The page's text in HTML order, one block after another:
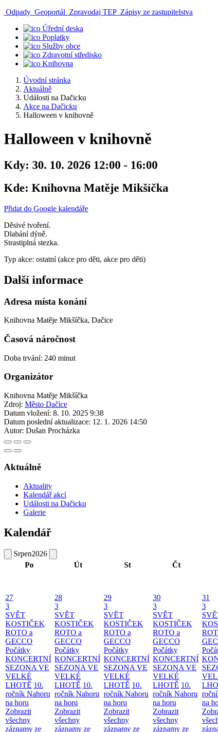
Odpady Geoportál Zpravodaj TEP Zápisy ze zastupitelstva
Úřední deska
Poplatky
Služby obce
Zdravotní středisko
Knihovna
Úvodní stránka
Aktuálně
Události na Dačicku
Akce na Dačicku
Halloween v knihovně
Halloween v knihovně
Kdy: 30. 10. 2026 12:00 - 16:00
Kde: Knihovna Matěje Mikšíčka
Přidat do Google kalendáře
Děsivé tvoření.
Dlabání dýně.
Strastiplná stezka.
Typ akce: ostatní (akce pro děti, akce pro děti)
Další informace
Adresa místa konání
Knihovna Matěje Mikšíčka, Dačice
Časová náročnost
Doba trvání: 240 minut
Organizátor
Knihovna Matěje Mikšíčka
Zdroj: Město Dačice
Datum vložení: 8. 10. 2025 9:38
Datum poslední aktualizace: 12. 1. 2026 14:50
Autor: Dušan Procházka
Aktuálně
Aktuality
Kalendář akcí
Události na Dačicku
Galerie
Kalendář
Srpen2026
Po
Út St Čt
27
3
SVĚT
KOSTIČEK
ROTO a
GECCO
Počátky
KONCERTNÍ
SEZONA VE
VELKÉ
LHOTĚ 10.
ročník Nahoru
na horu
Zobrazit
všechny
záznamy ze
28
3
SVĚT
KOSTIČEK
ROTO a
GECCO
Počátky
KONCERTNÍ
SEZONA VE
VELKÉ
LHOTĚ 10.
ročník Nahoru
na horu
Zobrazit
všechny
záznamy ze
29
3
SVĚT
KOSTIČEK
ROTO a
GECCO
Počátky
KONCERTNÍ
SEZONA VE
VELKÉ
LHOTĚ 10.
ročník Nahoru
na horu
Zobrazit
všechny
záznamy ze
30
3
SVĚT
KOSTIČEK
ROTO a
GECCO
Počátky
KONCERTNÍ
SEZONA VE
VELKÉ
LHOTĚ 10.
ročník Nahoru
na horu
Zobrazit
všechny
záznamy ze
31
3
na